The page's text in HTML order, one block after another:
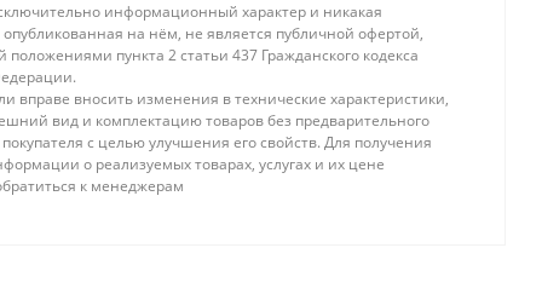
информационный характер и никакая
на нём, не является публичной офертой,
положениями пункта 2 статьи 437 Гражданского кодекса
вправе вносить изменения в технические характеристики,
вид и комплектацию товаров без предварительного
с целью улучшения его свойств. Для получения
о реализуемых товарах, услугах и их цене
к менеджерам